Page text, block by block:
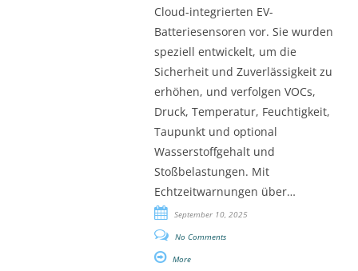
Cloud-integrierten EV-
Batteriesensoren vor. Sie wurden
speziell entwickelt, um die
Sicherheit und Zuverlässigkeit zu
erhöhen, und verfolgen VOCs,
Druck, Temperatur, Feuchtigkeit,
Taupunkt und optional
Wasserstoffgehalt und
Stoßbelastungen. Mit
Echtzeitwarnungen über…
September 10, 2025
No Comments
More